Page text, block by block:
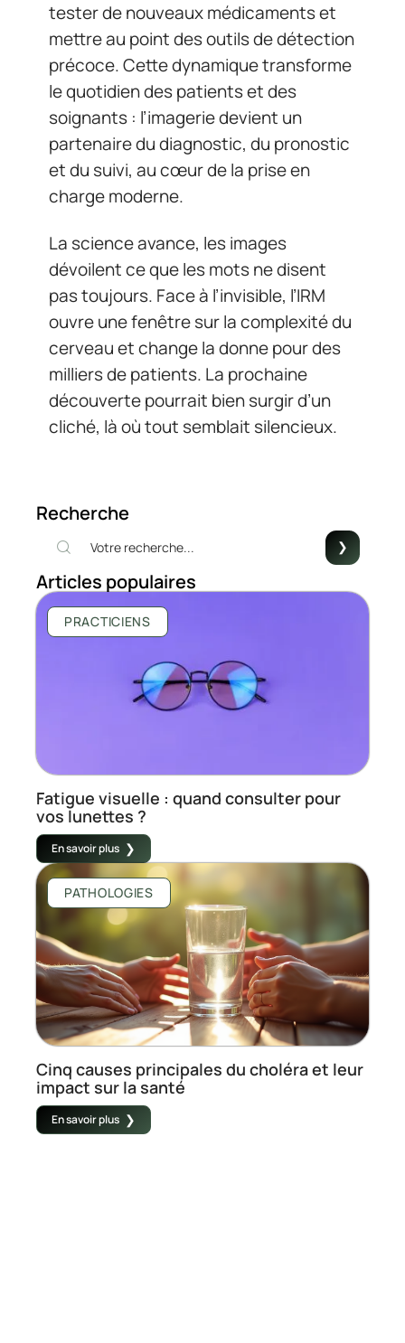
tester de nouveaux médicaments et
mettre au point des outils de détection
précoce. Cette dynamique transforme
le quotidien des patients et des
soignants : l’imagerie devient un
partenaire du diagnostic, du pronostic
et du suivi, au cœur de la prise en
charge moderne.
La science avance, les images
dévoilent ce que les mots ne disent
pas toujours. Face à l’invisible, l’IRM
ouvre une fenêtre sur la complexité du
cerveau et change la donne pour des
milliers de patients. La prochaine
découverte pourrait bien surgir d’un
cliché, là où tout semblait silencieux.
Recherche
Articles populaires
PRACTICIENS
Fatigue visuelle : quand consulter pour
vos lunettes ?
En savoir plus
PATHOLOGIES
Cinq causes principales du choléra et leur
impact sur la santé
En savoir plus